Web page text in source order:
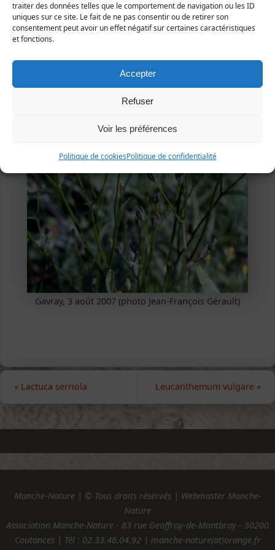
traiter des données telles que le comportement de navigation ou les ID
uniques sur ce site. Le fait de ne pas consentir ou de retirer son
consentement peut avoir un effet négatif sur certaines caractéristiques
et fonctions.
Accepter
Refuser
Voir les préférences
Politique de cookiesPolitique de confidentialité
Gavray, 3 août 2007 (photo Jean-François Gérault)
«Lactuca serriola Leucanthemum vulgare »
Manche-Nature | © Tous droits réservés | Webmaster Manche-
Nature
Association Manche-Nature - 83 rue Geoffroy-de-Montbray - 50200
Coutances | Tél : 02.33.46.04.92| manche-nature(at)orange.fr